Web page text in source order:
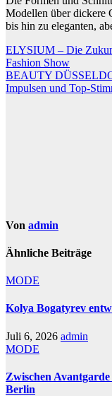
Modellen über dickere
bis hin zu eleganten,
ELYSIUM – Die
Fashion Show
BEAUTY
Impulsen und Top-
Von admin
Ähnliche Beiträge
MODE
Kolya Bogatyrev
Juli 6, 2026 admin
MODE
Zwischen
Berlin